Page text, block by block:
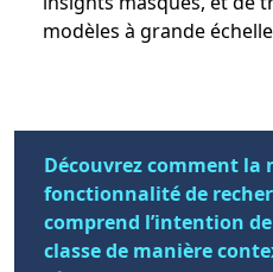
modèles à grande
Découvrez comment la
fonctionnalité de
comprend l’intention
classe de manière